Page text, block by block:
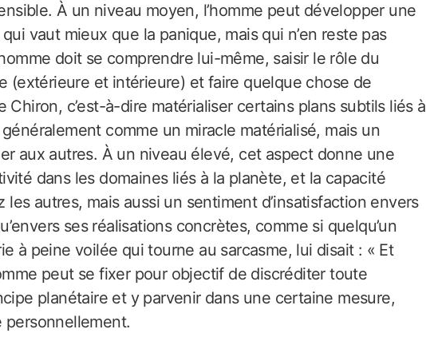
À un niveau moyen, l’homme peut développer une
vaut mieux que la panique, mais qui n’en reste pas
doit se comprendre lui-même, saisir le rôle du
(extérieure et intérieure) et faire quelque chose de
c’est-à-dire matérialiser certains plans subtils liés à
comme un miracle matérialisé, mais un
aux autres. À un niveau élevé, cet aspect donne une
dans les domaines liés à la planète, et la capacité
les autres, mais aussi un sentiment d’insatisfaction envers
ses réalisations concrètes, comme si quelqu’un
à peine voilée qui tourne au sarcasme, lui disait : « Et
peut se fixer pour objectif de discréditer toute
planétaire et y parvenir dans une certaine mesure,